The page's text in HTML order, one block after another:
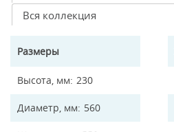
Вся коллекция
Размеры
Высота, мм 230
Диаметр, мм 560